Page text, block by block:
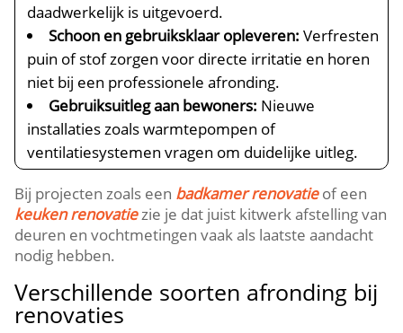
daadwerkelijk is uitgevoerd.​
Schoon en gebruiksklaar opleveren: Verfresten
puin of stof zorgen voor directe irritatie en horen
niet bij een professionele afronding.​
Gebruiksuitleg aan bewoners: Nieuwe
installaties zoals warmtepompen of
ventilatiesystemen vragen om duidelijke uitleg.​
Bij projecten zoals een badkamer renovatieof een
keuken renovatiezie je dat juist kitwerk afstelling van
deuren en vochtmetingen vaak als laatste aandacht
nodig hebben.​
Verschillende soorten afronding bij
renovaties